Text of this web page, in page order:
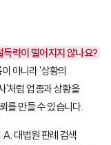
력이 떨어지지 않나요?
아니라 '상황의
'처럼 업종과 상황을
를 만들 수 있습니다.
A. 대법원 판례 검색